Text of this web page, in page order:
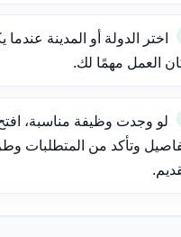
اختر الدولة أو المدينة عندما
العمل مهمًا لك.
لو وجدت وظيفة مناسبة،
وتأكد من المتطلبات